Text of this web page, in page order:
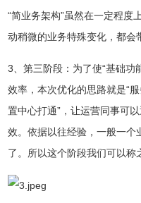
“简业务架构”虽然在一定程度
动稍微的业务特殊变化，都会
3、第三阶段：为了使“基础功
效率，本次优化的思路就是“
置中心打通”，让运营同事可
效。依据以往经验，一般一个
了。所以这个阶段我们可以称